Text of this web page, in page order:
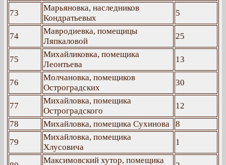
73
Марьяновка, наследников
Кондратьевых
5
74
Мавродиевка, помещицы
Ляпкаловой
25
75
Михайликовка, помещика
Леонтьева
13
76
Молчановка, помещиков
Остроградских
30
77
Михайловка, помещика
Остроградского
12
78
Михайловка, помещика Сухинова
8
79
Михайловка, помещика
Хлусовича
1
Максимовский хутор, помещика